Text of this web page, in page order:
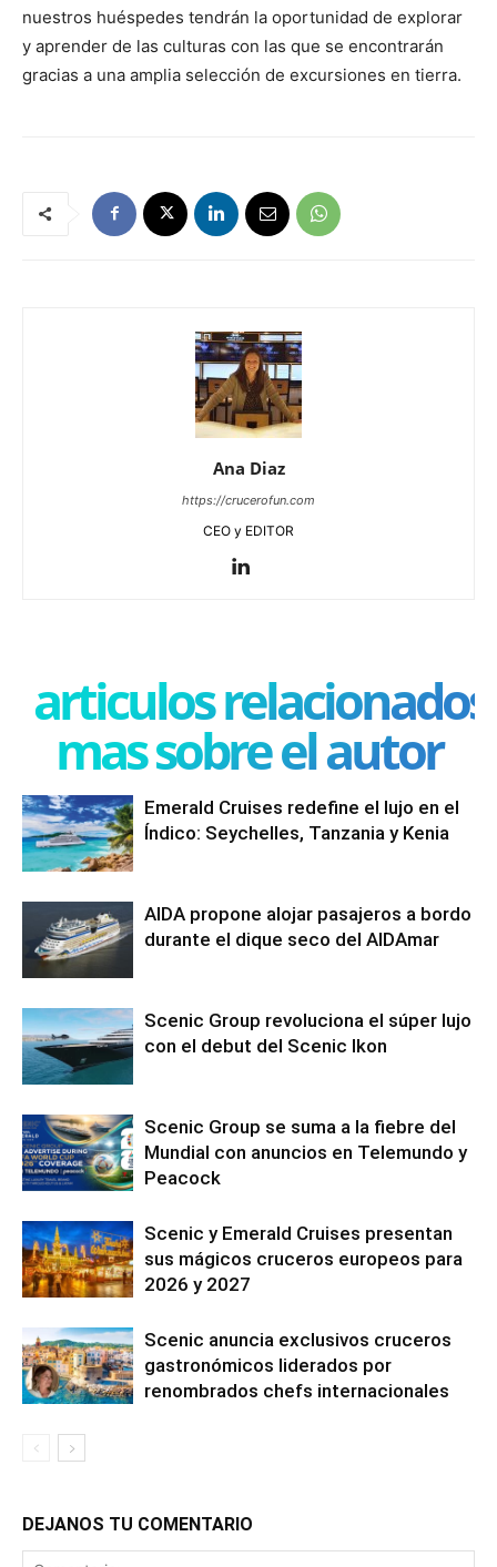
nuestros huéspedes tendrán la oportunidad de explorar
y aprender de las culturas con las que se encontrarán
gracias a una amplia selección de excursiones en tierra.
Ana Diaz
https://crucerofun.com
CEO y EDITOR
articulos relacionados
mas sobre el autor
Emerald Cruises redefine el lujo en el
Índico: Seychelles, Tanzania y Kenia
AIDA propone alojar pasajeros a bordo
durante el dique seco del AIDAmar
Scenic Group revoluciona el súper lujo
con el debut del Scenic Ikon
Scenic Group se suma a la fiebre del
Mundial con anuncios en Telemundo y
Peacock
Scenic y Emerald Cruises presentan
sus mágicos cruceros europeos para
2026 y 2027
Scenic anuncia exclusivos cruceros
gastronómicos liderados por
renombrados chefs internacionales
DEJANOS TU COMENTARIO